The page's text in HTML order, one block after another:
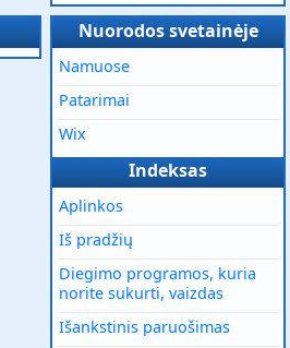
Nuorodos svetainėje
Namuose
Patarimai
Wix
Indeksas
Aplinkos
Iš pradžių
Diegimo programos, kuria
norite sukurti, vaizdas
Išankstinis paruošimas